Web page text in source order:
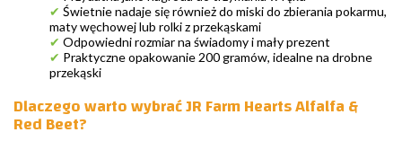
✔ Świetnie nadaje się również do miski do zbierania pokarmu,
maty węchowej lub rolki z przekąskami
✔ Odpowiedni rozmiar na świadomy i mały prezent
✔ Praktyczne opakowanie 200 gramów, idealne na drobne
przekąski
Dlaczego warto wybrać JR Farm Hearts Alfalfa &
Red Beet?